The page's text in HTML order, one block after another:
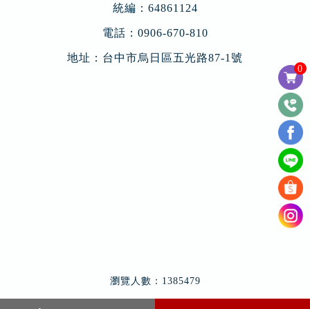
0
統編：64861124
電話： 0906-670-810
地址： 台中市烏日區五光路87-1號
瀏覽人數：1385479